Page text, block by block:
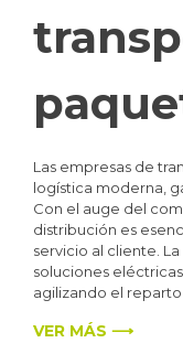
Las empresas de
logística moderna,
Con el auge del
distribución es
servicio al cliente.
soluciones
agilizando el reparto
VER MÁS ⟶